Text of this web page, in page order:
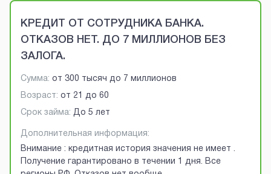
Brobaza - VIP-объявления
КРЕДИТ ОТ СОТРУДНИКА БАНКА.
ОТКАЗОВ НЕТ. ДО 7 МИЛЛИОНОВ БЕЗ
ЗАЛОГА.
Сумма: от 300 тысяч до 7 миллионов
Возраст: от 21 до 60
Срок займа: До 5 лет
Дополнительная информация:
Внимание : кредитная история значения не имеет .
Получение гарантировано в течении 1 дня. Все